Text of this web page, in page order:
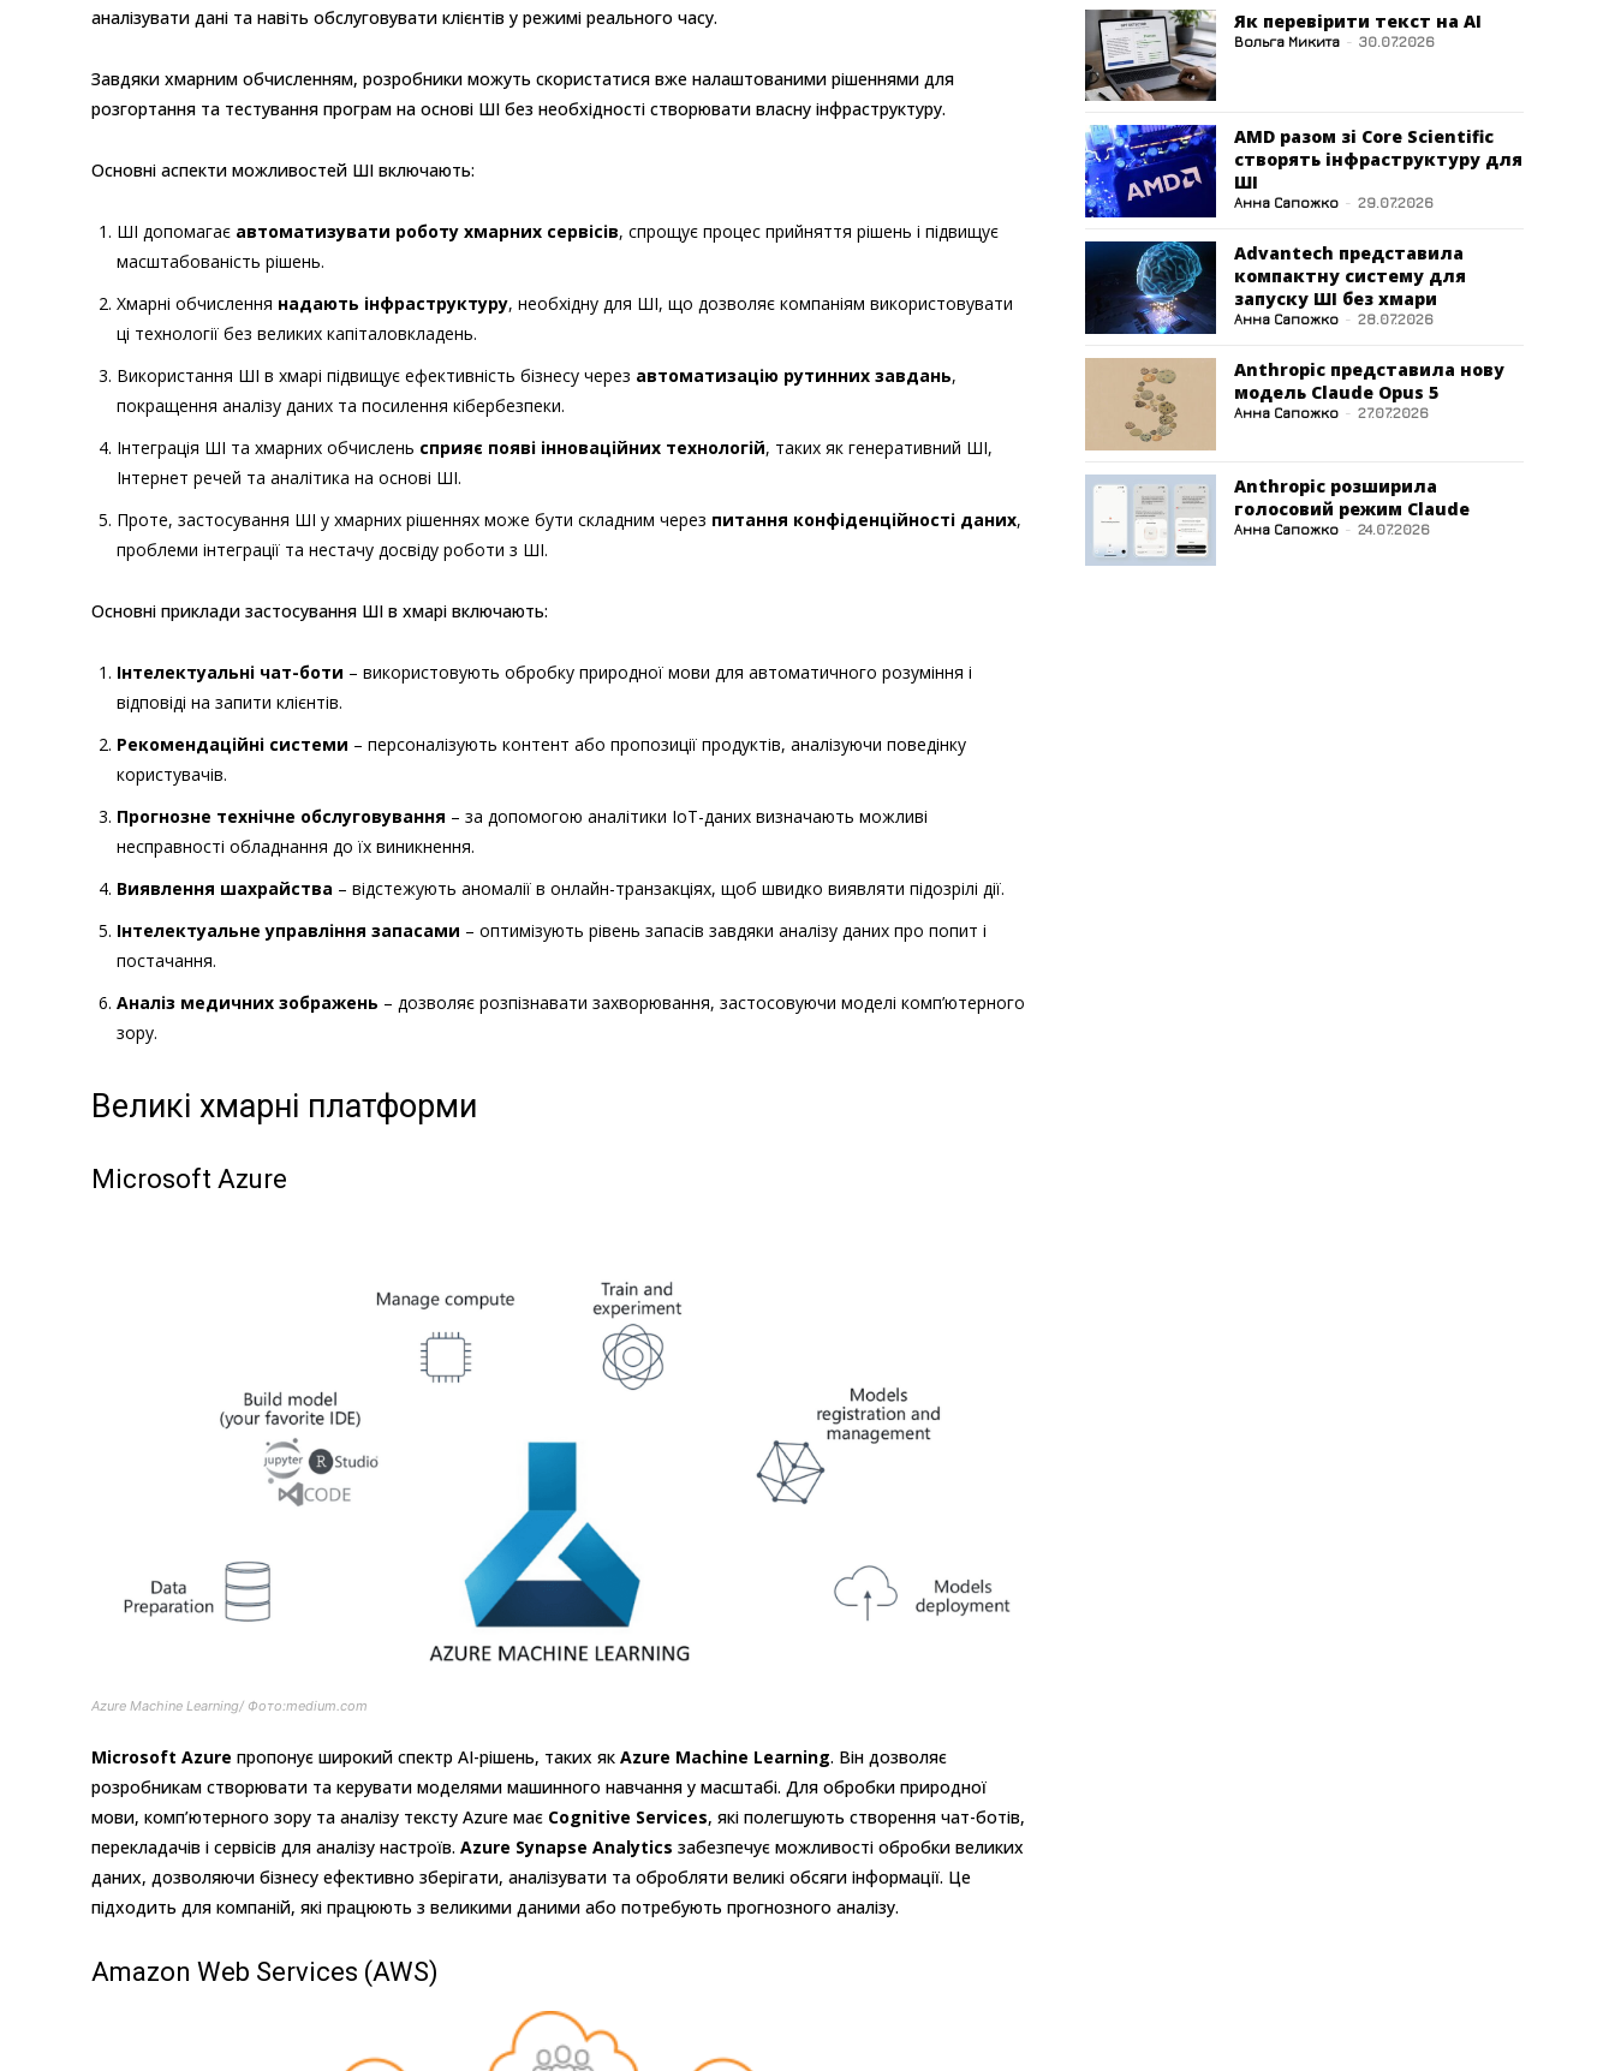
аналізувати дані та навіть обслуговувати клієнтів у режимі реального часу.
Завдяки хмарним обчисленням, розробники можуть скористатися вже налаштованими рішеннями для
розгортання та тестування програм на основі ШІ без необхідності створювати власну інфраструктуру.
Основні аспекти можливостей ШІ включають:
ШІ допомагає автоматизувати роботу хмарних сервісів, спрощує процес прийняття рішень і підвищує
масштабованість рішень.
Хмарні обчислення надають інфраструктуру, необхідну для ШІ, що дозволяє компаніям використовувати
ці технології без великих капіталовкладень.
Використання ШІ в хмарі підвищує ефективність бізнесу через автоматизацію рутинних завдань,
покращення аналізу даних та посилення кібербезпеки.
Інтеграція ШІ та хмарних обчислень сприяє появі інноваційних технологій, таких як генеративний ШІ,
Інтернет речей та аналітика на основі ШІ.
Проте, застосування ШІ у хмарних рішеннях може бути складним через питання конфіденційності даних,
проблеми інтеграції та нестачу досвіду роботи з ШІ.
Основні приклади застосування ШІ в хмарі включають:
Інтелектуальні чат-боти – використовують обробку природної мови для автоматичного розуміння і
відповіді на запити клієнтів.
Рекомендаційні системи – персоналізують контент або пропозиції продуктів, аналізуючи поведінку
користувачів.
Прогнозне технічне обслуговування – за допомогою аналітики IoT-даних визначають можливі
несправності обладнання до їх виникнення.
Виявлення шахрайства – відстежують аномалії в онлайн-транзакціях, щоб швидко виявляти підозрілі дії.
Інтелектуальне управління запасами – оптимізують рівень запасів завдяки аналізу даних про попит і
постачання.
Аналіз медичних зображень – дозволяє розпізнавати захворювання, застосовуючи моделі комп’ютерного
зору.
Великі хмарні платформи
Microsoft Azure
Azure Machine Learning/ Фото:medium.com
Microsoft Azure пропонує широкий спектр AI-рішень, таких як Azure Machine Learning. Він дозволяє
розробникам створювати та керувати моделями машинного навчання у масштабі. Для обробки природної
мови, комп’ютерного зору та аналізу тексту Azure має Cognitive Services, які полегшують створення чат-ботів,
перекладачів і сервісів для аналізу настроїв. Azure Synapse Analytics забезпечує можливості обробки великих
даних, дозволяючи бізнесу ефективно зберігати, аналізувати та обробляти великі обсяги інформації. Це
підходить для компаній, які працюють з великими даними або потребують прогнозного аналізу.
Amazon Web Services (AWS)
Як перевірити текст на AI
Вольга Микита - 30.07.2026
AMD разом зі Core Scientific
створять інфраструктуру для
ШІ
Анна Сапожко - 29.07.2026
Advantech представила
компактну систему для
запуску ШІ без хмари
Анна Сапожко - 28.07.2026
Anthropic представила нову
модель Claude Opus 5
Анна Сапожко - 27.07.2026
Anthropic розширила
голосовий режим Claude
Анна Сапожко - 24.07.2026